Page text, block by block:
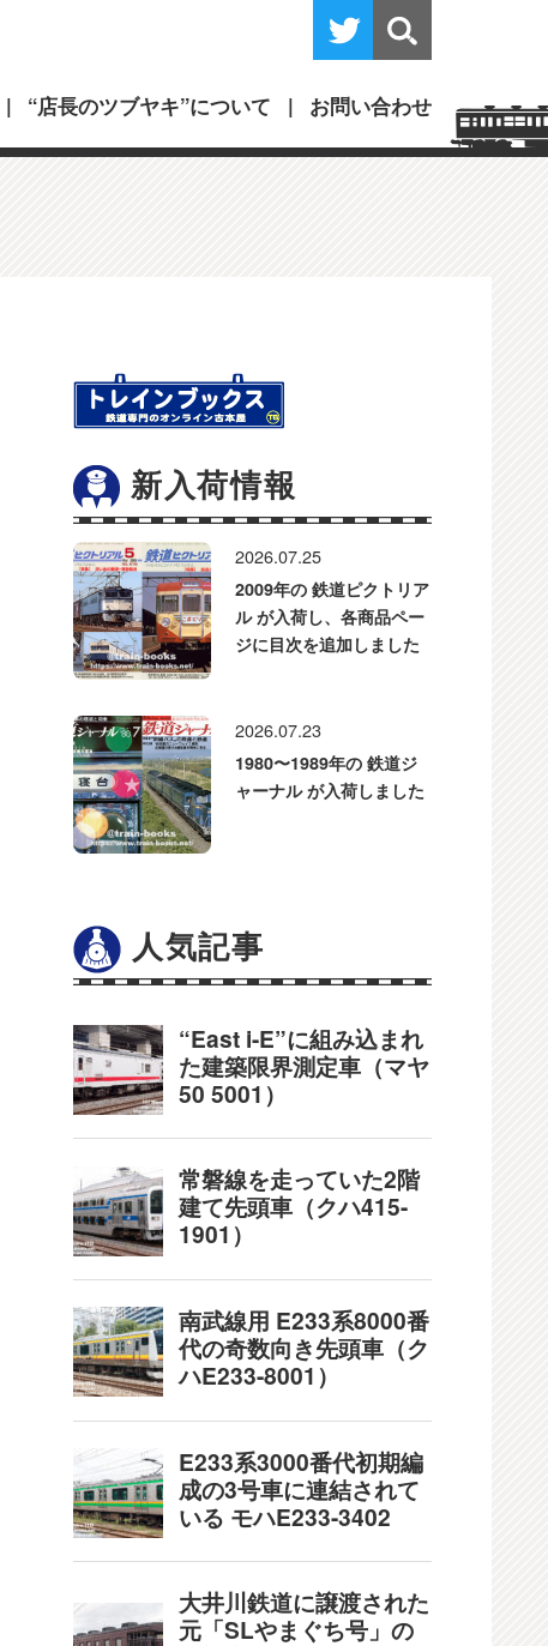
“店長のツブヤキ”について お問い合わせ
新入荷情報
2026.07.25
2009年の 鉄道ピクトリア
ル が入荷し、各商品ペー
ジに目次を追加しました
2026.07.23
1980〜1989年の 鉄道ジ
ャーナル が入荷しました
人気記事